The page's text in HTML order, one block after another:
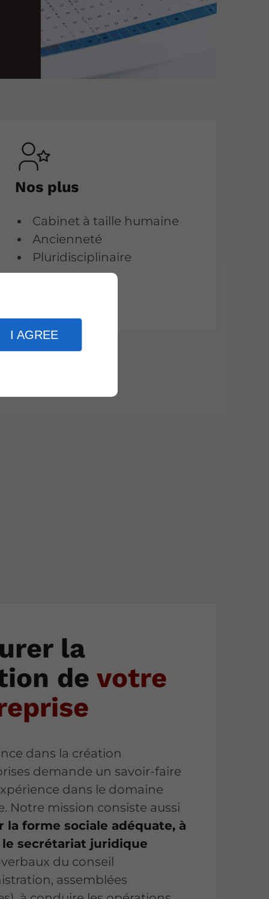
I AGREE
Nos plus
Cabinet à taille humaine
Ancienneté
Pluridisciplinaire
la
devotre
dans la création
demande un savoir-faire
dans le domaine
Notre mission consiste aussi
forme sociale adéquate, à
le secrétariat juridique
du conseil
assemblées